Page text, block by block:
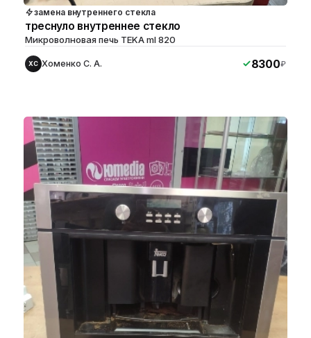
замена внутреннего стекла
треснуло внутреннее стекло
Микроволновая печь TEKA ml 820
ХС Хоменко С. А. 8300₽